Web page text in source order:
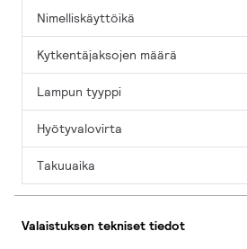
Nimelliskäyttöikä
Kytkentäjaksojen määrä
Lampun tyyppi
Hyötyvalovirta
Takuuaika
Valaistuksen tekniset tiedot